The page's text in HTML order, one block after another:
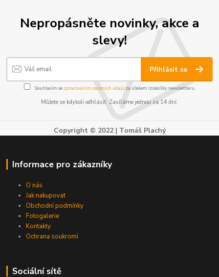
Nepropásněte novinky, akce a
slevy!
Přihlásit se
Souhlasím se zpracováním osobních údajůza účelem rozesílky newsletteru.
Můžete se kdykoli odhlásit. Zasíláme jednou za 14 dní.
Copyright © 2022 | Tomáš Plachý
Informace pro zákazníky
O nás
Jak nakupovat
Obchodní podmínky
Fotogalerie
Kontakty
Ochrana soukromí
Sociální sítě